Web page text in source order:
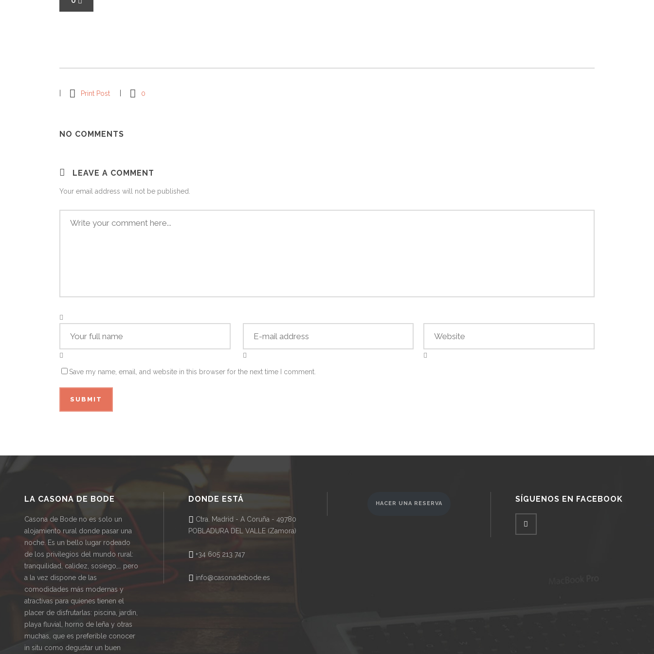
Print Post 0
NO COMMENTS
LEAVE A COMMENT
Your email address will not be published.
Save my name, email, and website in this browser for the next time I comment.
LA CASONA DE BODE
Casona de Bode no es solo un
alojamiento rural donde pasar una
noche. Es un bello lugar rodeado
de los privilegios del mundo rural:
tranquilidad, calidez, sosiego,… pero
a la vez dispone de las
comodidades más modernas y
atractivas para quienes tienen el
placer de disfrutarlas: piscina, jardin,
playa fluvial, horno de leña y otras
muchas, que es preferible conocer
in situ como degustar un buen
DONDE ESTÁ
Ctra. Madrid - A Coruña - 49780
POBLADURA DEL VALLE (Zamora)
+34 605 213 747
info@casonadebode.es
HACER UNA RESERVA SÍGUENOS EN FACEBOOK